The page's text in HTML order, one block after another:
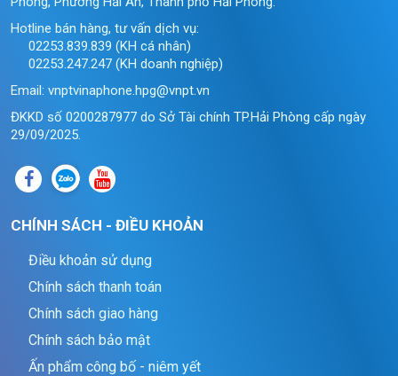
Hotline bán hàng, tư vấn dịch vụ:
02253.839.839 (KH cá nhân)
02253.247.247 (KH doanh nghiệp)
Email: vnptvinaphone.hpg@vnpt.vn
ĐKKD số 0200287977 do Sở Tài chính TP.Hải Phòng cấp ngày
29/09/2025.
CHÍNH SÁCH - ĐIỀU KHOẢN
Điều khoản sử dụng
Chính sách thanh toán
Chính sách giao hàng
Chính sách bảo mật
Ấn phẩm công bố - niêm yết